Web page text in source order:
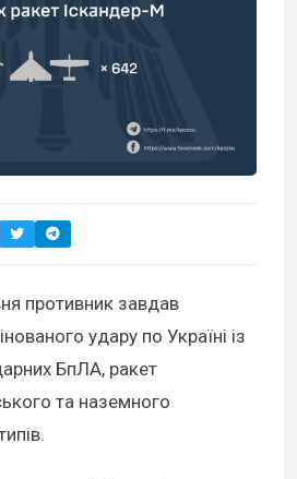
противник завдав
удару по Україні із
БпЛА, ракет
та наземного